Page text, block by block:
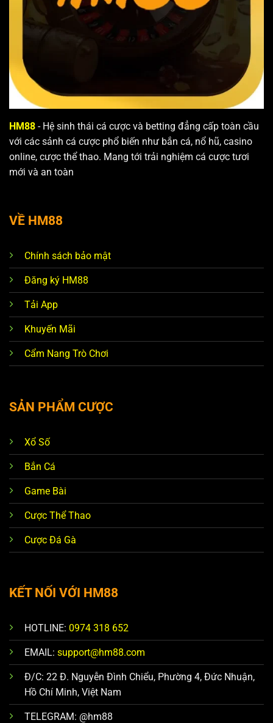
HM88 - Hệ sinh thái cá cược và betting đẳng cấp toàn cầu
với các sảnh cá cược phổ biến như bắn cá, nổ hũ, casino
online, cược thể thao. Mang tới trải nghiệm cá cược tươi
mới và an toàn
VỀ HM88
Chính sách bảo mật
Đăng ký HM88
Tải App
Khuyến Mãi
Cẩm Nang Trò Chơi
SẢN PHẨM CƯỢC
Xổ Số
Bắn Cá
Game Bài
Cược Thể Thao
Cược Đá Gà
KẾT NỐI VỚI HM88
HOTLINE: 0974 318 652
EMAIL: support@hm88.com
Đ/C: 22 Đ. Nguyễn Đình Chiểu, Phường 4, Đức Nhuận,
Hồ Chí Minh, Việt Nam
TELEGRAM: @hm88